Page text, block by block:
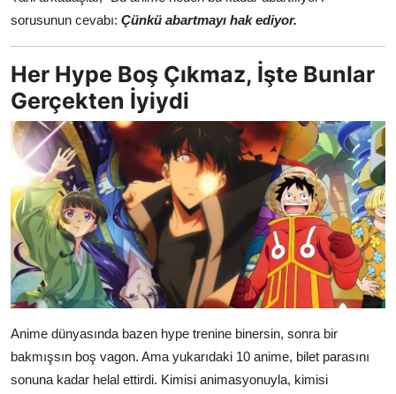
sorusunun cevabı: Çünkü abartmayı hak ediyor.
Her Hype Boş Çıkmaz, İşte Bunlar
Gerçekten İyiydi
Anime dünyasında bazen hype trenine binersin, sonra bir
bakmışsın boş vagon. Ama yukarıdaki 10 anime, bilet parasını
sonuna kadar helal ettirdi. Kimisi animasyonuyla, kimisi